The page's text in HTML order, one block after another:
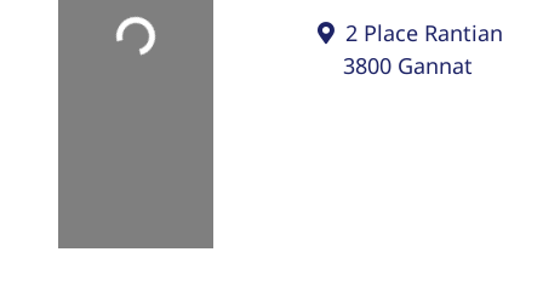
Loading...
2 Place Rantian
3800 Gannat